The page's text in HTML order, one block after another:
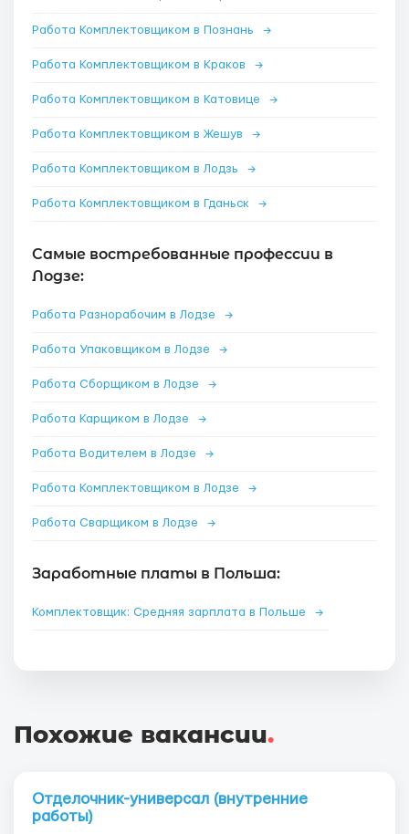
Работа Комплектовщиком в Познань →
Работа Комплектовщиком в Краков →
Работа Комплектовщиком в Катовице →
Работа Комплектовщиком в Жешув →
Работа Комплектовщиком в Лодзь →
Работа Комплектовщиком в Гданьск →
Самые востребованные профессии в
Лодзе:
Работа Разнорабочим в Лодзе →
Работа Упаковщиком в Лодзе →
Работа Сборщиком в Лодзе →
Работа Карщиком в Лодзе →
Работа Водителем в Лодзе →
Работа Комплектовщиком в Лодзе →
Работа Сварщиком в Лодзе →
Заработные платы в Польша:
Комплектовщик: Средняя зарплата в Польше →
Похожие вакансии.
Отделочник-универсал (внутренние
работы)